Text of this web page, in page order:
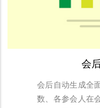
会
会后自动生成全
数、各参会人在